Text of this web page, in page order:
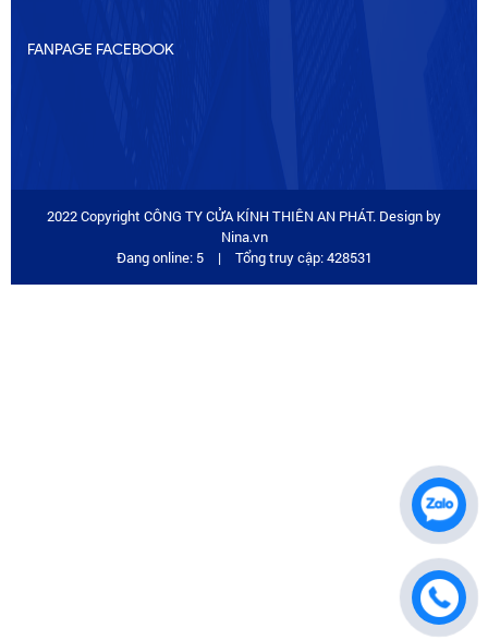
FANPAGE FACEBOOK
2022 Copyright CÔNG TY CỬA KÍNH THIÊN AN PHÁT. Design by
Nina.vn
Đang online: 5
| Tổng truy cập: 428531